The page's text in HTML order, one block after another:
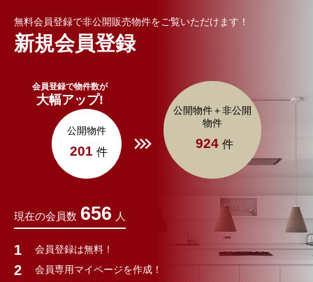
無料会員登録で非公開販売物件をご覧いただけます！
新規会員登録
会員登録で物件数が
大幅アップ!
公開物件
201 件
公開物件＋非公開
物件
924 件
現在の会員数 656 人
会員登録は無料！
会員専用マイページを作成！